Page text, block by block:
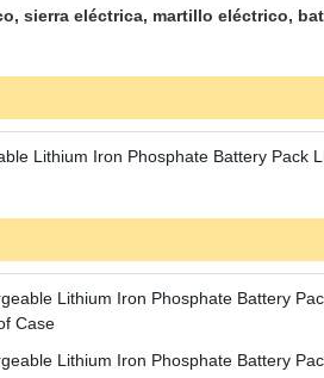
sierra eléctrica, martillo eléctrico,